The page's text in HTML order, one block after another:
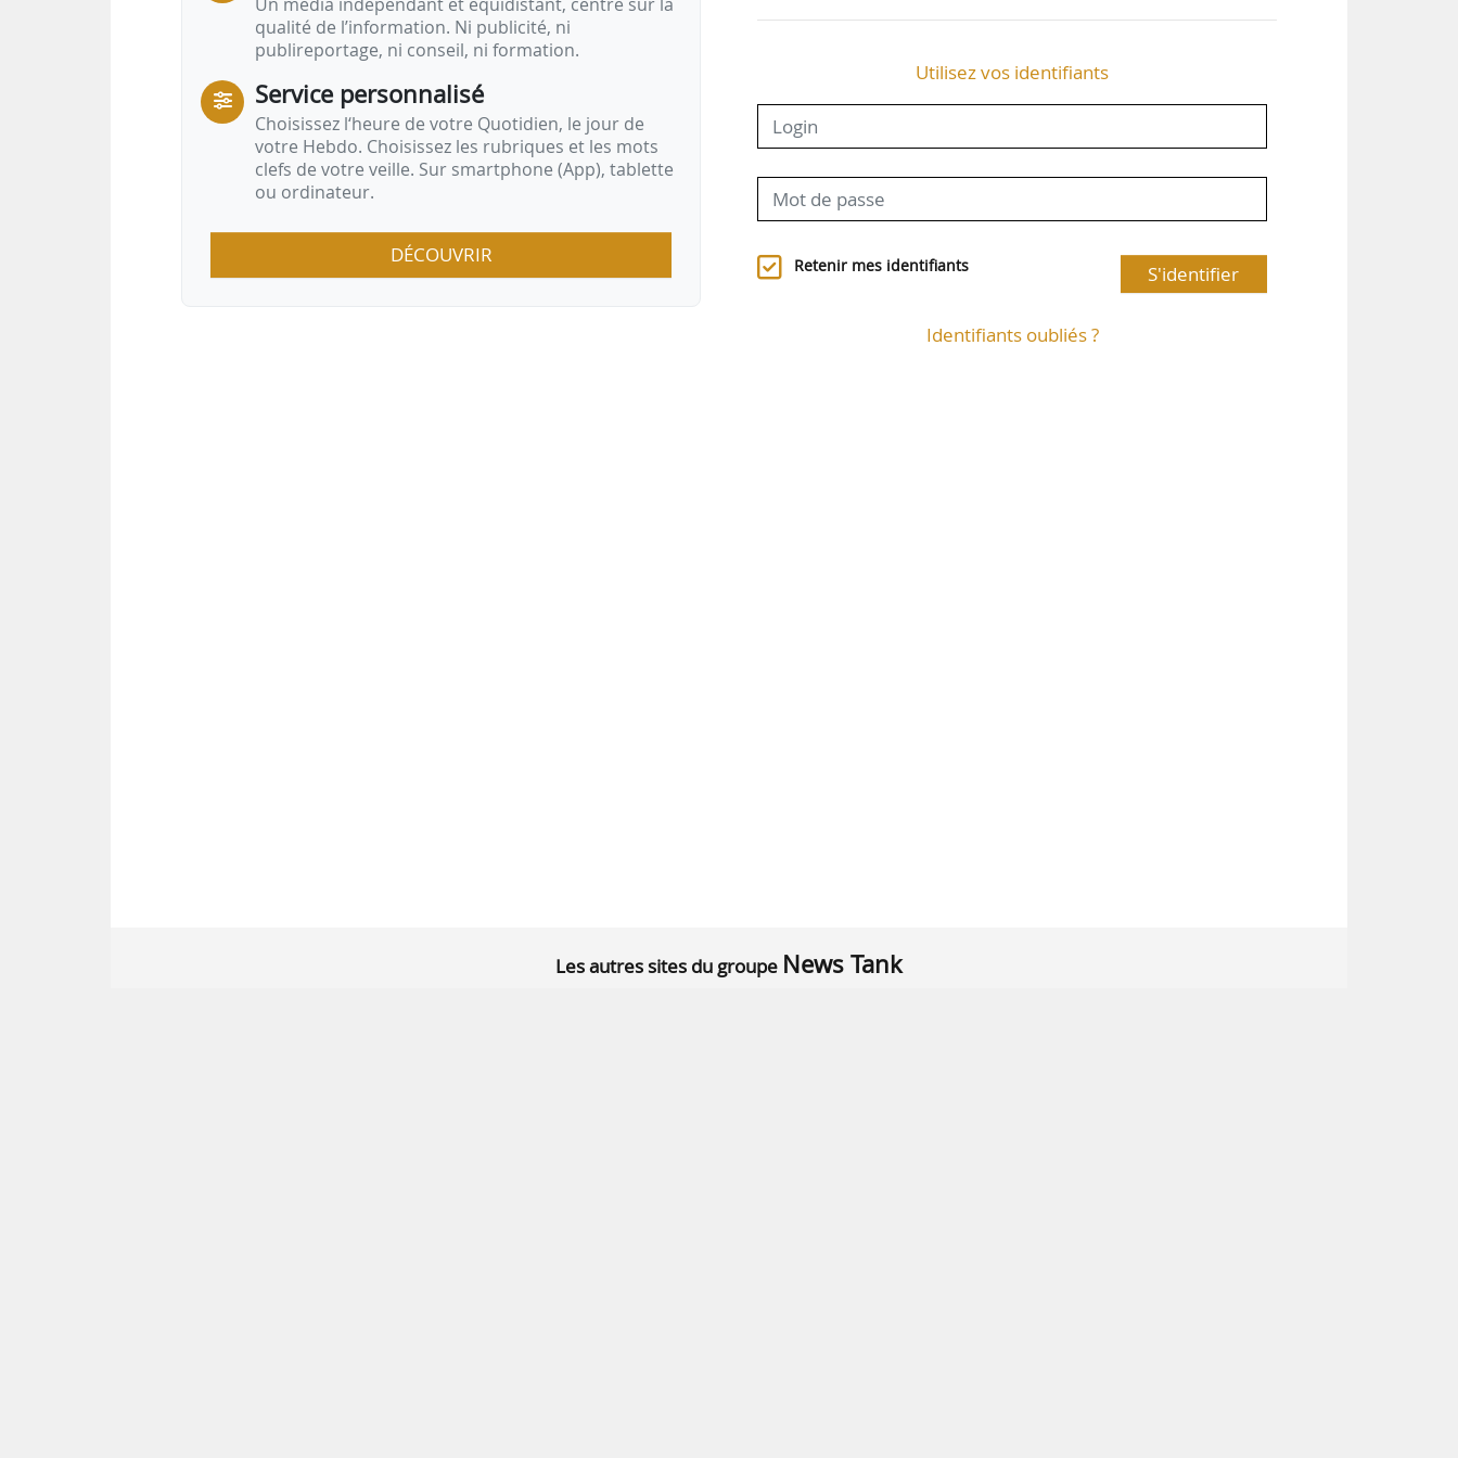
qualité de l’information. Ni publicité, ni
publireportage, ni conseil, ni formation.
Service personnalisé
Choisissez l‘heure de votre Quotidien, le jour de
votre Hebdo. Choisissez les rubriques et les mots
clefs de votre veille. Sur smartphone (App), tablette
ou ordinateur.
DÉCOUVRIR
Utilisez vos identifiants
Retenir mes identifiants S'identifier
Identifiants oubliés ?
Les autres sites du groupe News Tank